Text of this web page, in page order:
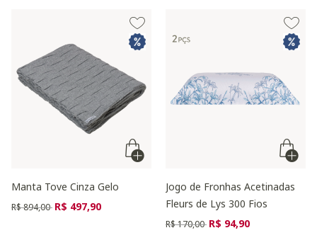
Manta Tove Cinza Gelo
Preço reduzido de
R$ 894,00 para
R$ 497,90
Jogo de Fronhas Acetinadas
Fleurs de Lys 300 Fios
Preço reduzido de
R$ 170,00 para
R$ 94,90